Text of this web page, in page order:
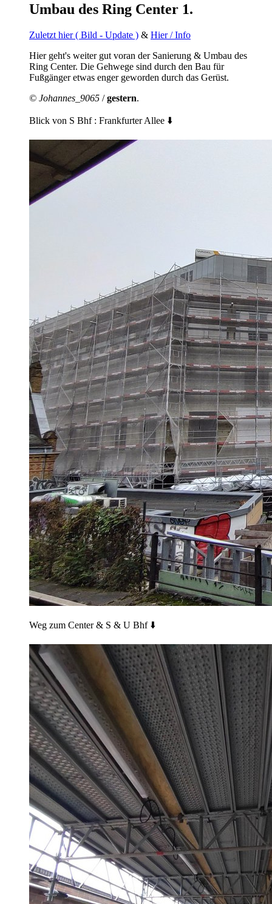
Umbau des Ring Center 1.
Zuletzt hier ( Bild - Update ) & Hier / Info
Hier geht's weiter gut voran der Sanierung & Umbau des
Ring Center. Die Gehwege sind durch den Bau für
Fußgänger etwas enger geworden durch das Gerüst.
© Johannes_9065 /gestern.
Blick von S Bhf : Frankfurter Allee ⬇️
Weg zum Center & S & U Bhf ⬇️